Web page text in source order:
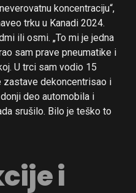
koncentraciju“,
trku u Kanadi 2024.
ili osmi. „To mi je jedna
sam prave pneumatike i
U trci sam vodio 15
zastave dekoncentrisao i
deo automobila i
srušilo. Bilo je teško to
i